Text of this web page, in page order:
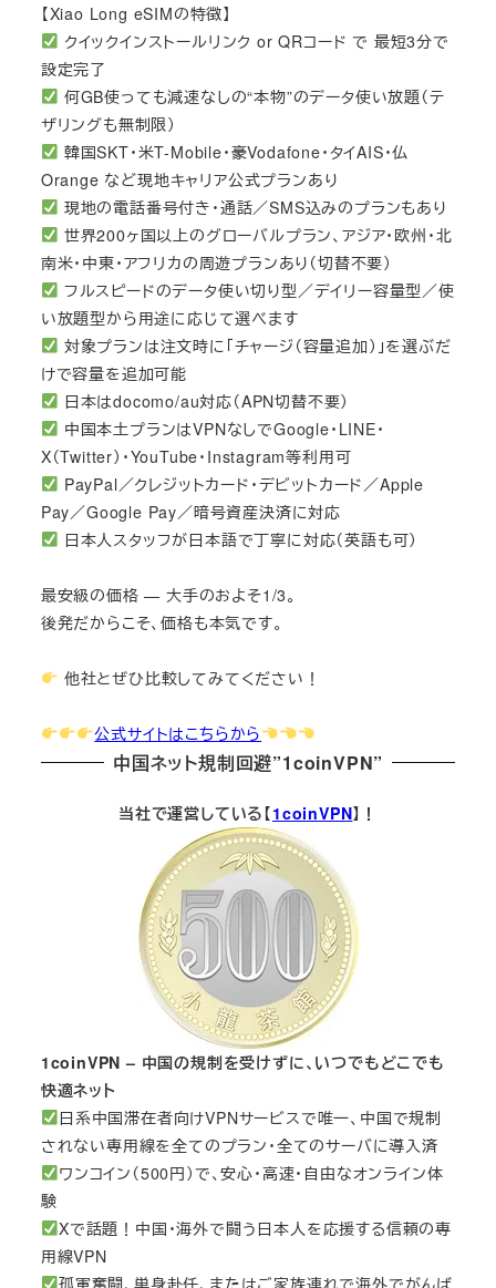
【Xiao Long eSIMの特徴】
クイックインストールリンク or QRコード で 最短3分で
設定完了
何GB使っても減速なしの“本物”のデータ使い放題（テ
ザリングも無制限）
韓国SKT・米T-Mobile・豪Vodafone・タイAIS・仏
Orange など現地キャリア公式プランあり
現地の電話番号付き・通話／SMS込みのプランもあり
世界200ヶ国以上のグローバルプラン、アジア・欧州・北
南米・中東・アフリカの周遊プランあり（切替不要）
フルスピードのデータ使い切り型／デイリー容量型／使
い放題型から用途に応じて選べます
対象プランは注文時に「チャージ（容量追加）」を選ぶだ
けで容量を追加可能
日本はdocomo/au対応（APN切替不要）
中国本土プランはVPNなしでGoogle・LINE・
X（Twitter）・YouTube・Instagram等利用可
PayPal／クレジットカード・デビットカード／Apple
Pay／Google Pay／暗号資産決済に対応
日本人スタッフが日本語で丁寧に対応（英語も可）
最安級の価格 — 大手のおよそ1/3。
後発だからこそ、価格も本気です。
他社とぜひ比較してみてください！
公式サイトはこちらから
中国ネット規制回避”1coinVPN”
当社で運営している【1coinVPN】！
1coinVPN – 中国の規制を受けずに、いつでもどこでも
快適ネット
日系中国滞在者向けVPNサービスで唯一、中国で規制
されない専用線を全てのプラン・全てのサーバに導入済
ワンコイン（500円）で、安心・高速・自由なオンライン体
験
Xで話題！中国・海外で闘う日本人を応援する信頼の専
用線VPN
孤軍奮闘、単身赴任、またはご家族連れで海外でがんば